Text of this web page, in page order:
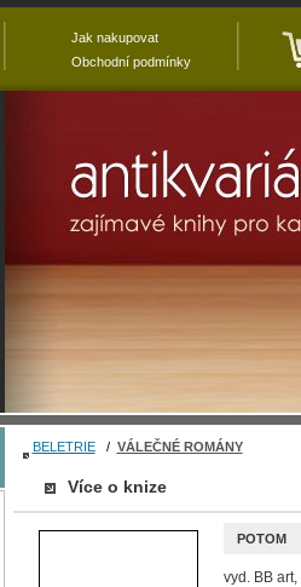
BELETRIE/ VÁLEČNÉ ROMÁNY
Více o knize
POTOM
vyd. BB
Jak nakupovat
Obchodní podmínky